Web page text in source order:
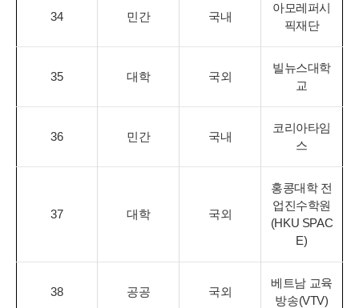
34 민간 국내
아모레퍼시
픽재단
35 대학 국외
빌뉴스대학
교
36 민간 국내
코리아타임
스
37 대학 국외
홍콩대학 전
업진수학원
(HKU SPAC
E)
38 공공 국외
베트남 교육
방송(VTV)